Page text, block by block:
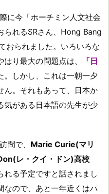
に今「ホーチミン人文社会
られるSRさん、Hong Bang
おられました。いろいろな
り最大の問題点は、
「日
。しかし、これは一朝一夕
ん。それもあって、日本か
気がある日本語の先生が少
問で、 Marie Curie(マリ
レ・クイ・ドン)高校
れる予定ですと話されまし
なので、あと一年近くはハ